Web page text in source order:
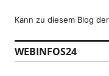
Kann zu diesem Blog
WEBINFOS24